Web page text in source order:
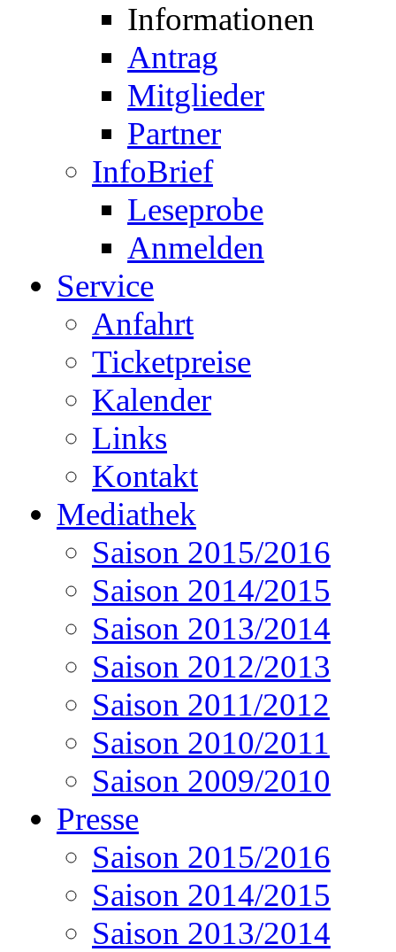
Informationen
Antrag
Mitglieder
Partner
InfoBrief
Leseprobe
Anmelden
Service
Anfahrt
Ticketpreise
Kalender
Links
Kontakt
Mediathek
Saison 2015/2016
Saison 2014/2015
Saison 2013/2014
Saison 2012/2013
Saison 2011/2012
Saison 2010/2011
Saison 2009/2010
Presse
Saison 2015/2016
Saison 2014/2015
Saison 2013/2014